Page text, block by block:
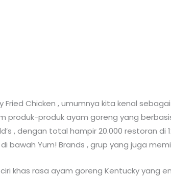
Fried Chicken , umumnya kita kenal
produk-produk ayam goreng yang
, dengan total hampir 20.000 restoran
bawah Yum! Brands , grup yang juga
khas rasa ayam goreng Kentucky yang